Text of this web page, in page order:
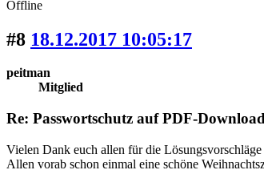
Offline
#8 18.12.2017 10:05:17
peitman
Mitglied
Re: Passwortschutz auf PDF-Download
Vielen Dank euch allen für die Lösungsvorschläge
Allen vorab schon einmal eine schöne